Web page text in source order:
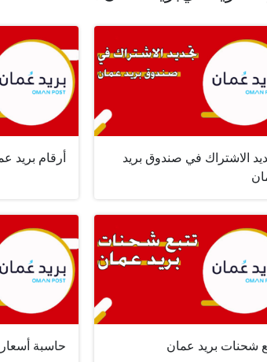
الاشتراك في صندوق بريد
أرقام بريد
شحنات بريد عمان حاسبة